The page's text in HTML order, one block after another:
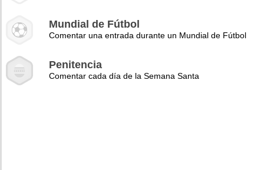
Mundial de Fútbol
Comentar una entrada durante un Mundial de Fútbol
Penitencia
Comentar cada día de la Semana Santa